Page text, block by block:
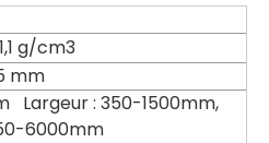
g/cm3
mm
Largeur : 350-1500mm,
6000mm